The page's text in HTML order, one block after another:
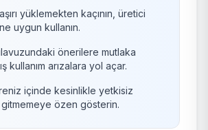
aşırı yüklemekten kaçının, üretici
uygun kullanın.
önerilere mutlaka
kullanım arızalara yol açar.
içinde kesinlikle yetkisiz
özen gösterin.